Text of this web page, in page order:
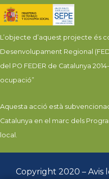
L’objecte d’aquest projecte és
Desenvolupament Regional
del PO FEDER de Catalunya
ocupació”
Aquesta acció està
Catalunya en el marc dels
local.
Copyright 2020 – Avis